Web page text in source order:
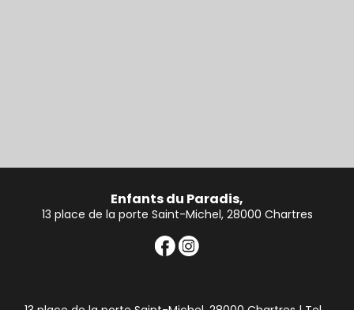
Enfants du Paradis,
13 place de la porte Saint-Michel, 28000 Chartres